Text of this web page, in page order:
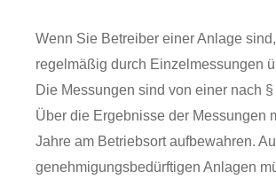
Wenn Sie Betreiber einer Anlage
regelmäßig durch Einzelmessungen
Die Messungen sind von einer nach
Über die Ergebnisse der Messungen
Jahre am Betriebsort aufbewahren.
genehmigungsbedürftigen Anlagen